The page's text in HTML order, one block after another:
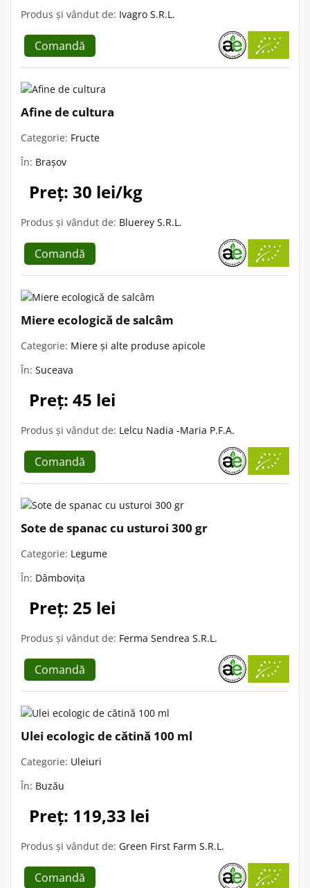
Produs și vândut de: Ivagro S.R.L.
Comandă
Afine de cultura
Categorie: Fructe
În: Brașov
Preț: 30 lei/kg
Produs și vândut de: Bluerey S.R.L.
Comandă
Miere ecologică de salcâm
Categorie: Miere și alte produse apicole
În: Suceava
Preț: 45 lei
Produs și vândut de: Lelcu Nadia -Maria P.F.A.
Comandă
Sote de spanac cu usturoi 300 gr
Categorie: Legume
În: Dâmbovița
Preț: 25 lei
Produs și vândut de: Ferma Sendrea S.R.L.
Comandă
Ulei ecologic de cătină 100 ml
Categorie: Uleiuri
În: Buzău
Preț: 119,33 lei
Produs și vândut de: Green First Farm S.R.L.
Comandă